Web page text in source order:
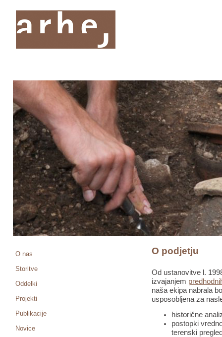
O nas
Storitve
Oddelki
Projekti
Publikacije
Novice
O podjetju
Od ustanovitve l.
izvajanjem
naša ekipa nabrala
usposobljena za
historične
postopki
terenski